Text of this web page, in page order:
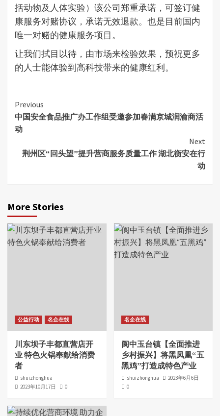
括动物及人体实验）该公司郑重承诺，可签订健
康服务对赌协议，承诺无效退款。也是目前国内
唯一对赌的健康服务项目。
让我们拭目以待，由市场来检验效果，预祝更多
的人士能体验到高科技带来的健康红利。
Continue
Reading
Previous
中国安全食品推广办工作组受邀参加春满京城润渝商活
动
Next
荆州区“回头望”提升营商服务质量工作 湖北衡安在行
动
More Stories
公益行动 名企在线
川东坝子丰都直营店开
业 特色火锅奉献给消费
者
shuizhonghua
2023年10月17日
0
名企在线
阆中玉台镇【全面推进
乡村振兴】将黑凤凰“五
黑鸡”打造成特色产业
shuizhonghua
2023年6月6日
0